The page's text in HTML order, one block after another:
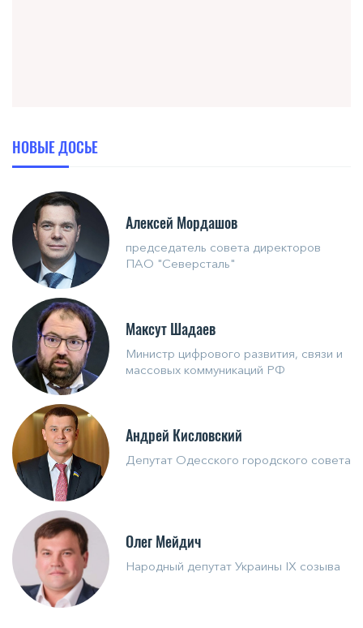
НОВЫЕ ДОСЬЕ
Алексей Мордашов
председатель совета директоров
ПАО "Северсталь"
Максут Шадаев
Министр цифрового развития, связи и
массовых коммуникаций РФ
Андрей Кисловский
Депутат Одесского городского совета
Олег Мейдич
Народный депутат Украины IX созыва